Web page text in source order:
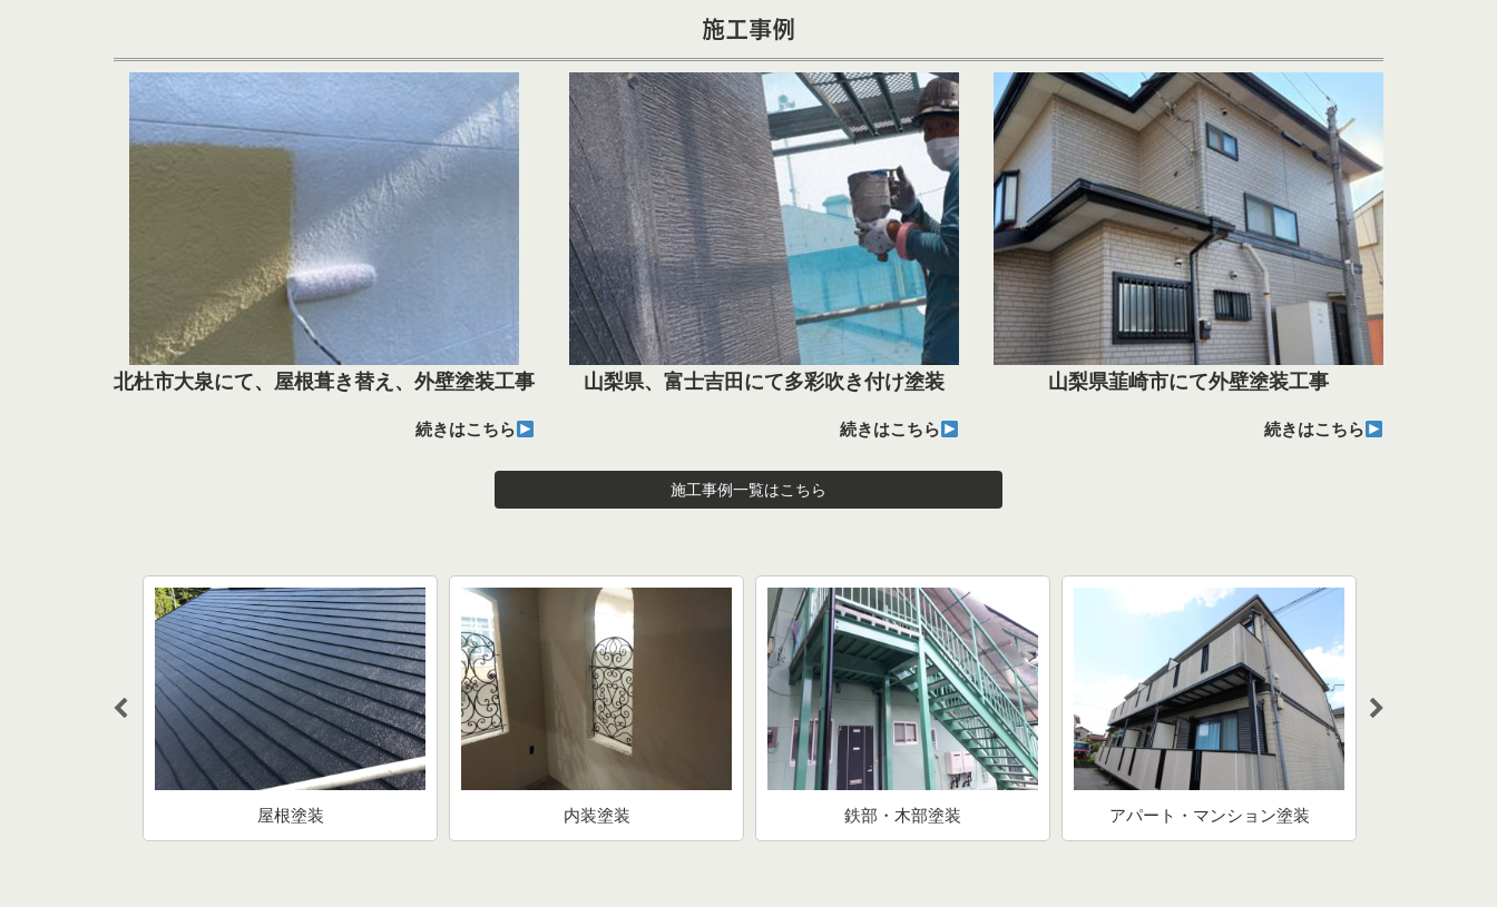
施工事例
北杜市大泉にて、屋根葺き替え、外壁塗装工事
続きはこちら
山梨県、富士吉田にて多彩吹き付け塗装
続きはこちら
山梨県韮崎市にて外壁塗装工事
続きはこちら
施工事例一覧はこちら
屋根塗装 内装塗装 鉄部・木部塗装 アパート・マンション塗装